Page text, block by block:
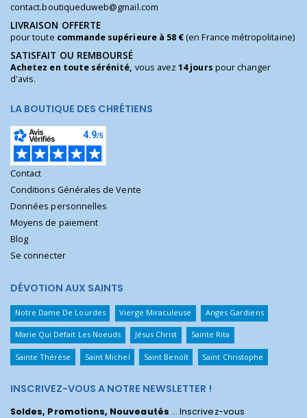
contact.boutiqueduweb@gmail.com
LIVRAISON OFFERTE
pour toute commande supérieure à 58 €(en France métropolitaine)
SATISFAIT OU REMBOURSÉ
Achetez en toute sérénité, vous avez14 jours pour changer
d'avis.
LA BOUTIQUE DES CHRÉTIENS
Contact
Conditions Générales de Vente
Données personnelles
Moyens de paiement
Blog
Se connecter
DÉVOTION AUX SAINTS
Notre Dame De Lourdes Vierge Miraculeuse Anges Gardiens
Marie Qui Défait Les Noeuds Jésus Christ Sainte Rita
Sainte Thérèse Saint Michel Saint Benoît Saint Christophe
INSCRIVEZ-VOUS A NOTRE NEWSLETTER !
Soldes, Promotions, Nouveautés ... Inscrivez-vous